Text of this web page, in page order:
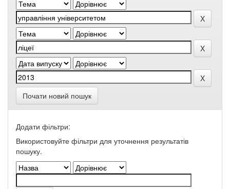
Почати новий пошук
Додати фільтри:
Використовуйте фільтри для уточнення результатів
пошуку.